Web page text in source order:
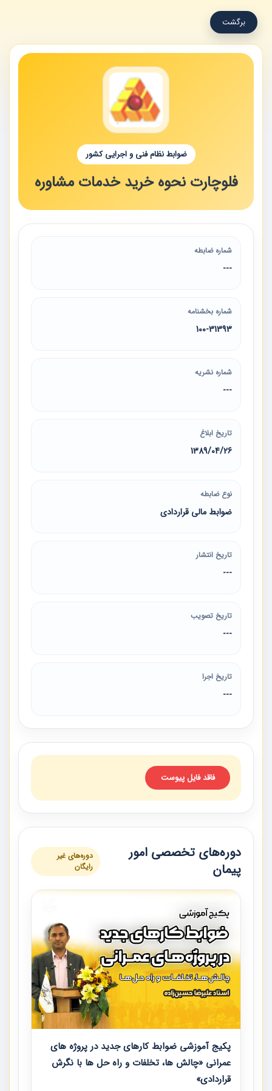
برگشت
ضوابط نظام فنی و اجرایی کشور
فلوچارت نحوه خرید خدمات مشاوره
شماره ضابطه
---
شماره بخشنامه
100-31393
شماره نشریه
---
تاریخ ابلاغ
1389/04/26
نوع ضابطه
ضوابط مالی قراردادی
تاریخ انتشار
---
تاریخ تصویب
---
تاریخ اجرا
---
فاقد فایل پیوست
دوره‌های تخصصی امور
پیمان
دوره‌های غیر
رایگان
پکیج آموزشی ضوابط کارهای جدید در پروژه های
عمرانی «چالش ها، تخلفات و راه حل ها با نگرش
قراردادی»